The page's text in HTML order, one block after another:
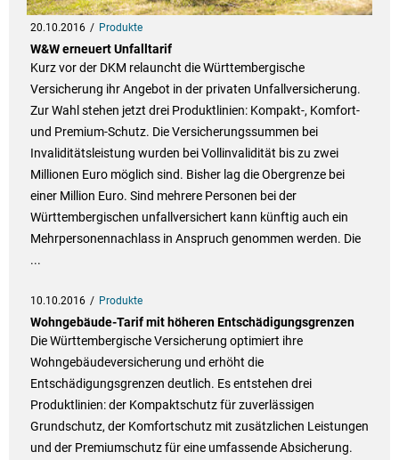
20.10.2016 Produkte
W&W erneuert Unfalltarif
Kurz vor der DKM relauncht die Württembergische
Versicherung ihr Angebot in der privaten Unfallversicherung.
Zur Wahl stehen jetzt drei Produktlinien: Kompakt-, Komfort-
und Premium-Schutz. Die Versicherungssummen bei
Invaliditätsleistung wurden bei Vollinvalidität bis zu zwei
Millionen Euro möglich sind. Bisher lag die Obergrenze bei
einer Million Euro. Sind mehrere Personen bei der
Württembergischen unfallversichert kann künftig auch ein
Mehrpersonennachlass in Anspruch genommen werden. Die
...
10.10.2016 Produkte
Wohngebäude-Tarif mit höheren Entschädigungsgrenzen
Die Württembergische Versicherung optimiert ihre
Wohngebäudeversicherung und erhöht die
Entschädigungsgrenzen deutlich. Es entstehen drei
Produktlinien: der Kompaktschutz für zuverlässigen
Grundschutz, der Komfortschutz mit zusätzlichen Leistungen
und der Premiumschutz für eine umfassende Absicherung.